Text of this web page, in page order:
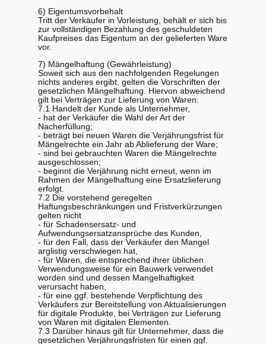
6) Eigentumsvorbehalt
Tritt der Verkäufer in Vorleistung, behält er sich bis
zur vollständigen Bezahlung des geschuldeten
Kaufpreises das Eigentum an der gelieferten Ware
vor.
7) Mängelhaftung (Gewährleistung)
Soweit sich aus den nachfolgenden Regelungen
nichts anderes ergibt, gelten die Vorschriften der
gesetzlichen Mängelhaftung. Hiervon abweichend
gilt bei Verträgen zur Lieferung von Waren:
7.1 Handelt der Kunde als Unternehmer,
- hat der Verkäufer die Wahl der Art der
Nacherfüllung;
- beträgt bei neuen Waren die Verjährungsfrist für
Mängelrechte ein Jahr ab Ablieferung der Ware;
- sind bei gebrauchten Waren die Mängelrechte
ausgeschlossen;
- beginnt die Verjährung nicht erneut, wenn im
Rahmen der Mängelhaftung eine Ersatzlieferung
erfolgt.
7.2 Die vorstehend geregelten
Haftungsbeschränkungen und Fristverkürzungen
gelten nicht
- für Schadensersatz- und
Aufwendungsersatzansprüche des Kunden,
- für den Fall, dass der Verkäufer den Mangel
arglistig verschwiegen hat,
- für Waren, die entsprechend ihrer üblichen
Verwendungsweise für ein Bauwerk verwendet
worden sind und dessen Mangelhaftigkeit
verursacht haben,
- für eine ggf. bestehende Verpflichtung des
Verkäufers zur Bereitstellung von Aktualisierungen
für digitale Produkte, bei Verträgen zur Lieferung
von Waren mit digitalen Elementen.
7.3 Darüber hinaus gilt für Unternehmer, dass die
gesetzlichen Verjährungsfristen für einen ggf.